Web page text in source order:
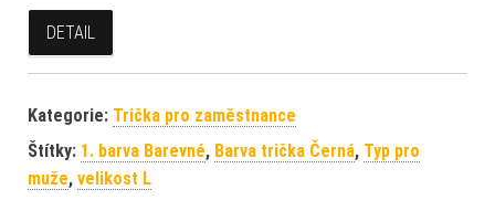
DETAIL
Kategorie: Trička pro zaměstnance
Štítky: 1. barva Barevné, Barva trička Černá, Typ pro
muže, velikost L